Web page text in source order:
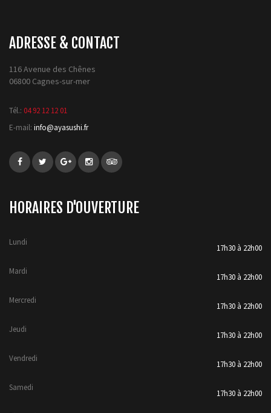
ADRESSE & CONTACT
116 Avenue des Chênes
06800 Cagnes-sur-mer
Tél.: 04 92 12 12 01
E-mail: info@ayasushi.fr
HORAIRES D'OUVERTURE
Lundi
17h30 à 22h00
Mardi
17h30 à 22h00
Mercredi
17h30 à 22h00
Jeudi
17h30 à 22h00
Vendredi
17h30 à 22h00
Samedi
17h30 à 22h00